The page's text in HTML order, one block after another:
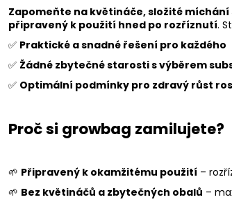
Zapomeňte na květináče, složité
připravený k použití hned po rozříznutí.
✅ Praktické a snadné řešení pro každého
✅ Žádné zbytečné starosti s výběrem
✅ Optimální podmínky pro zdravý růst
Proč si growbag zamilujete?
🌱 Připravený k okamžitému použití –
🌱 Bez květináčů a zbytečných obalů –